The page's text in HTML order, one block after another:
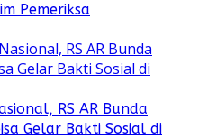
Pemeriksa
RS AR Bunda
Gelar Bakti Sosial di